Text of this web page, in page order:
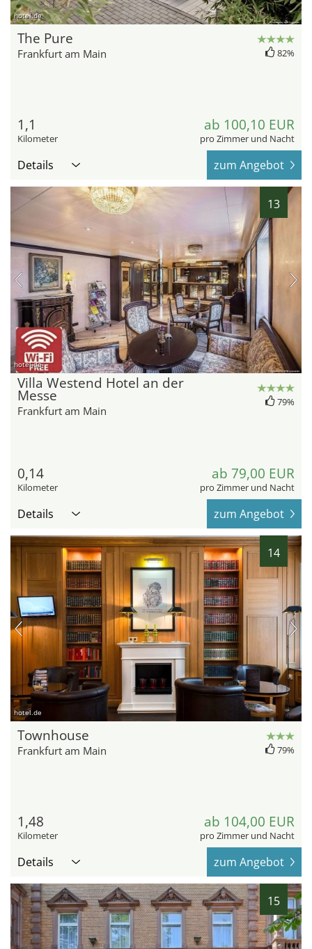
hotel.de
The Pure
Frankfurt am Main 82%
1,1
Kilometer
ab 100,10 EUR
pro Zimmer und Nacht
Details zum Angebot
13
hotel.de
Villa Westend Hotel an der
Messe
Frankfurt am Main
79%
0,14
Kilometer
ab 79,00 EUR
pro Zimmer und Nacht
Details zum Angebot
14
hotel.de
Townhouse
Frankfurt am Main 79%
1,48
Kilometer
ab 104,00 EUR
pro Zimmer und Nacht
Details zum Angebot
15